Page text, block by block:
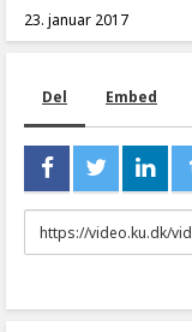
23. januar 2017
Del Embed
URL
to